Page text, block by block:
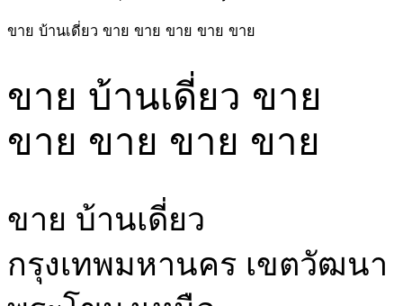
ขาย บ้านเดี่ยว ขาย ขาย ขาย ขาย ขาย
ขาย บ้านเดี่ยว ขาย
ขาย ขาย ขาย ขาย
ขาย บ้านเดี่ยว
กรุงเทพมหานคร เขตวัฒนา